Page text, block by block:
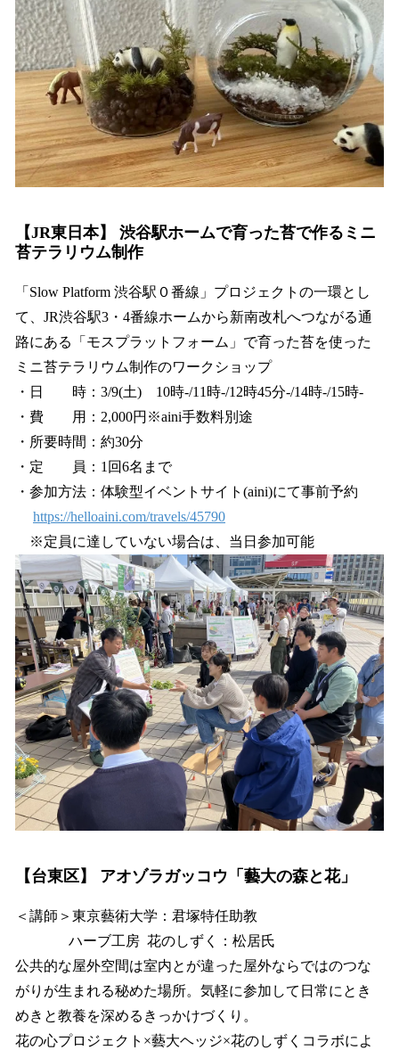
【JR東日本】 渋谷駅ホームで育った苔で作るミニ
苔テラリウム制作
「Slow Platform 渋谷駅０番線」プロジェクトの一環とし
て、JR渋谷駅3・4番線ホームから新南改札へつながる通
路にある「モスプラットフォーム」で育った苔を使った
ミニ苔テラリウム制作のワークショップ
・日 時：3/9(土) 10時-/11時-/12時45分-/14時-/15時-
・費 用：2,000円※aini手数料別途
・所要時間：約30分
・定 員：1回6名まで
・参加方法：体験型イベントサイト(aini)にて事前予約
https://helloaini.com/travels/45790
※定員に達していない場合は、当日参加可能
【台東区】 アオゾラガッコウ「藝大の森と花」
＜講師＞東京藝術大学：君塚特任助教
ハーブ工房 花のしずく：松居氏
公共的な屋外空間は室内とが違った屋外ならではのつな
がりが生まれる秘めた場所。気軽に参加して日常にとき
めきと教養を深めるきっかけづくり。
花の心プロジェクト×藝大ヘッジ×花のしずくコラボによ